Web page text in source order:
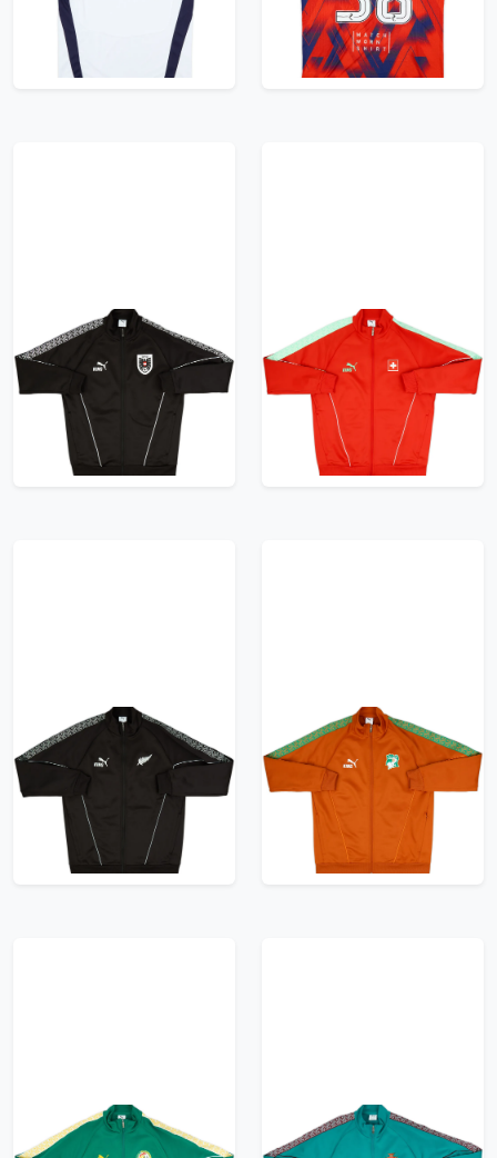
119.99£ · ca. €142
Trikot kaufen
95.99£ · ca. €113
Trikot kaufen
2026-27 Austria Puma
King Anthem Jacket
95.99£ · ca. €113
Trikot kaufen
2026-27 Switzerland
Puma King Anthem
Jacket
95.99£ · ca. €113
Trikot kaufen
2026-27 New Zealand
Puma King Anthem
95.99£ · ca. €113
Trikot kaufen
2026-27 Ivory Coast
Puma King Anthem
Jacket
95.99£ · ca. €113
Trikot kaufen
2026-27 Senegal
2026-27 Portugal